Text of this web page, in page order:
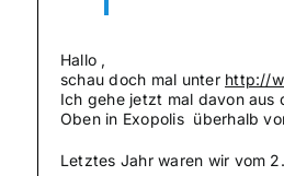
Hallo ,
schau doch mal unter http://
Ich gehe jetzt mal davon aus
Oben in Exopolis überhalb
Letztes Jahr waren wir vom